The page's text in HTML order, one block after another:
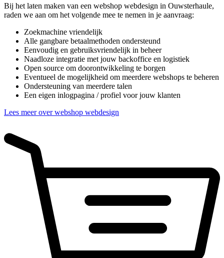
Bij het laten maken van een webshop webdesign in Ouwsterhaule,
raden we aan om het volgende mee te nemen in je aanvraag:
Zoekmachine vriendelijk
Alle gangbare betaalmethoden ondersteund
Eenvoudig en gebruiksvriendelijk in beheer
Naadloze integratie met jouw backoffice en logistiek
Open source om doorontwikkeling te borgen
Eventueel de mogelijkheid om meerdere webshops te beheren
Ondersteuning van meerdere talen
Een eigen inlogpagina / profiel voor jouw klanten
Lees meer over webshop webdesign